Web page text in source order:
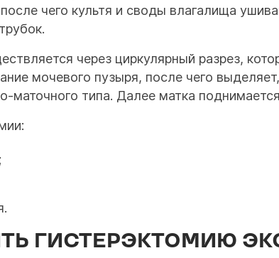
после чего культя и своды влагалища
через циркулярный разрез,
мочевого пузыря, после чего
маточного типа. Далее матка
ГИСТЕРЭКТОМИЮ